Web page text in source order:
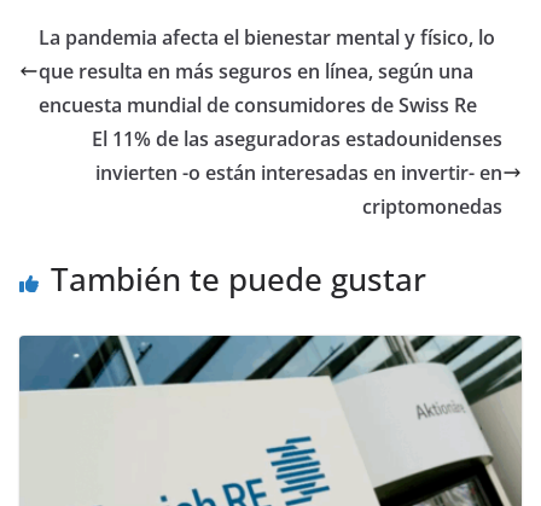
La pandemia afecta el bienestar mental y físico, lo
que resulta en más seguros en línea, según una
encuesta mundial de consumidores de Swiss Re
El 11% de las aseguradoras estadounidenses
invierten -o están interesadas en invertir- en
criptomonedas
También te puede gustar